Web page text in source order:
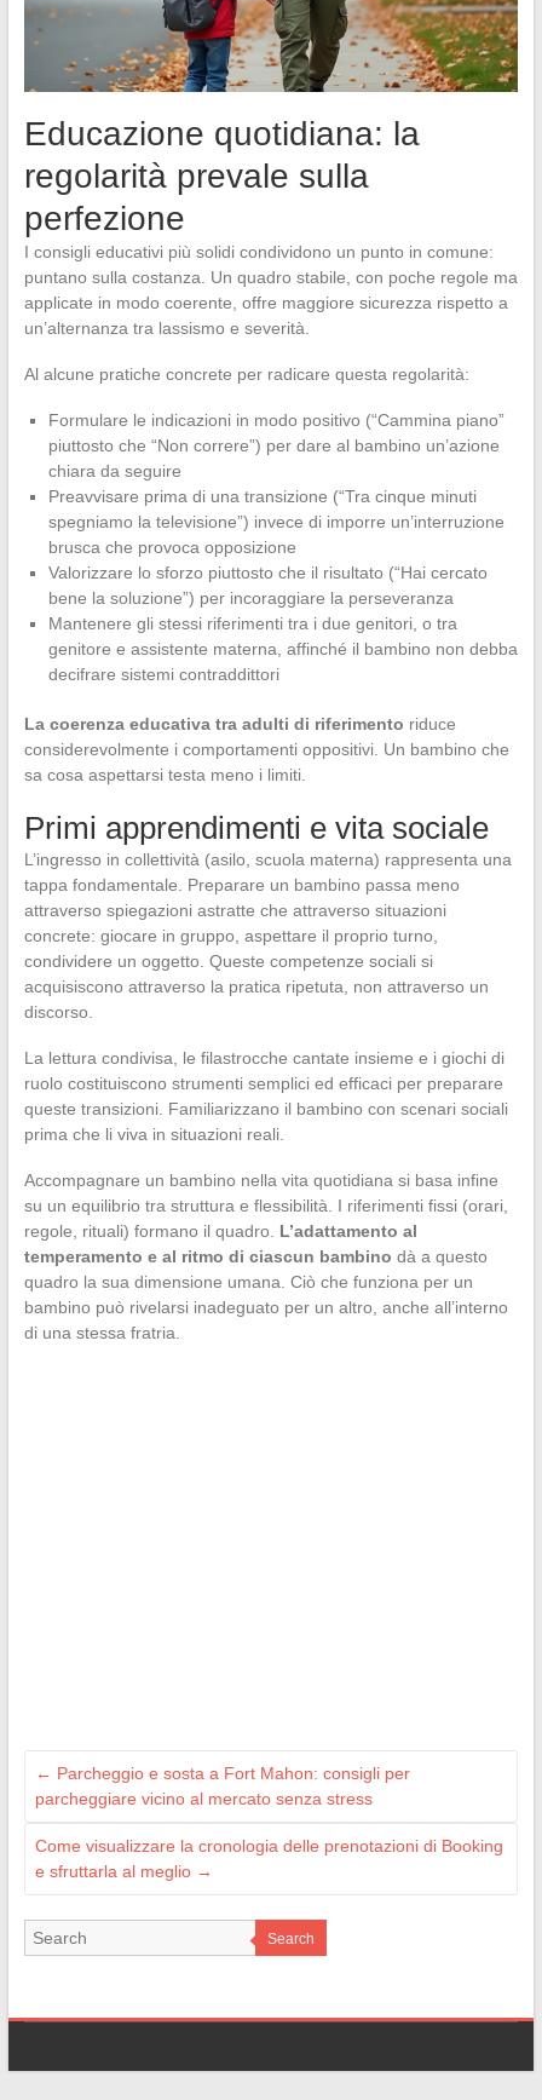
Educazione quotidiana: la
regolarità prevale sulla
perfezione
I consigli educativi più solidi condividono un punto in comune:
puntano sulla costanza. Un quadro stabile, con poche regole ma
applicate in modo coerente, offre maggiore sicurezza rispetto a
un’alternanza tra lassismo e severità.
Al alcune pratiche concrete per radicare questa regolarità:
Formulare le indicazioni in modo positivo (“Cammina piano”
piuttosto che “Non correre”) per dare al bambino un’azione
chiara da seguire
Preavvisare prima di una transizione (“Tra cinque minuti
spegniamo la televisione”) invece di imporre un’interruzione
brusca che provoca opposizione
Valorizzare lo sforzo piuttosto che il risultato (“Hai cercato
bene la soluzione”) per incoraggiare la perseveranza
Mantenere gli stessi riferimenti tra i due genitori, o tra
genitore e assistente materna, affinché il bambino non debba
decifrare sistemi contraddittori
La coerenza educativa tra adulti di riferimento riduce
considerevolmente i comportamenti oppositivi. Un bambino che
sa cosa aspettarsi testa meno i limiti.
Primi apprendimenti e vita sociale
L’ingresso in collettività (asilo, scuola materna) rappresenta una
tappa fondamentale. Preparare un bambino passa meno
attraverso spiegazioni astratte che attraverso situazioni
concrete: giocare in gruppo, aspettare il proprio turno,
condividere un oggetto. Queste competenze sociali si
acquisiscono attraverso la pratica ripetuta, non attraverso un
discorso.
La lettura condivisa, le filastrocche cantate insieme e i giochi di
ruolo costituiscono strumenti semplici ed efficaci per preparare
queste transizioni. Familiarizzano il bambino con scenari sociali
prima che li viva in situazioni reali.
Accompagnare un bambino nella vita quotidiana si basa infine
su un equilibrio tra struttura e flessibilità. I riferimenti fissi (orari,
regole, rituali) formano il quadro. L’adattamento al
temperamento e al ritmo di ciascun bambino dà a questo
quadro la sua dimensione umana. Ciò che funziona per un
bambino può rivelarsi inadeguato per un altro, anche all’interno
di una stessa fratria.
← Parcheggio e sosta a Fort Mahon: consigli per
parcheggiare vicino al mercato senza stress
Come visualizzare la cronologia delle prenotazioni di Booking
e sfruttarla al meglio →
Search